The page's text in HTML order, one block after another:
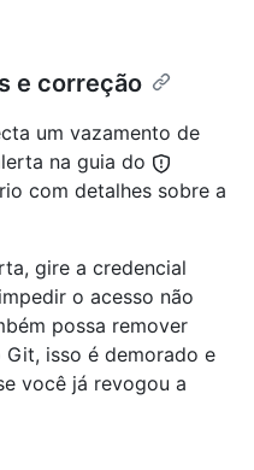
e correção
um vazamento de
na guia do
com detalhes sobre a
gire a credencial
o acesso não
possa remover
isso é demorado e
você já revogou a